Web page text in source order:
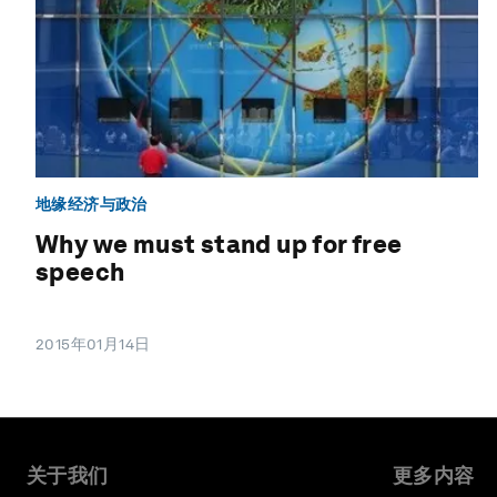
地缘经济与政治
Why we must stand up for free
speech
2015年01月14日
关于我们 更多内容